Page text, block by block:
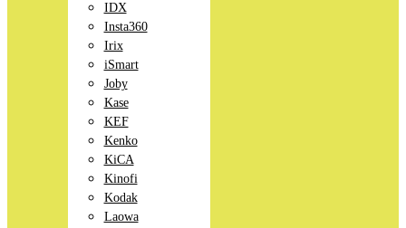
IDX
Insta360
Irix
iSmart
Joby
Kase
KEF
Kenko
KiCA
Kinofi
Kodak
Laowa